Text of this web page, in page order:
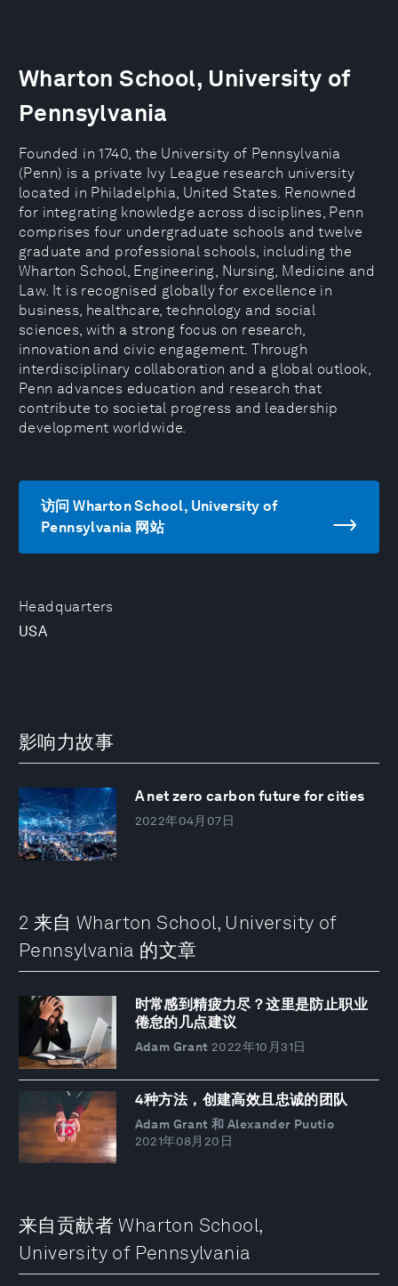
Headquarters
USA
Wharton School, University of
Pennsylvania
Founded in 1740, the University of Pennsylvania
(Penn) is a private Ivy League research university
located in Philadelphia, United States. Renowned
for integrating knowledge across disciplines, Penn
comprises four undergraduate schools and twelve
graduate and professional schools, including the
Wharton School, Engineering, Nursing, Medicine and
Law. It is recognised globally for excellence in
business, healthcare, technology and social
sciences, with a strong focus on research,
innovation and civic engagement. Through
interdisciplinary collaboration and a global outlook,
Penn advances education and research that
contribute to societal progress and leadership
development worldwide.
访问 Wharton School, University of
Pennsylvania 网站
影响力故事
A net zero carbon future for cities
2022年04月07日
2 来自 Wharton School, University of
Pennsylvania 的文章
时常感到精疲力尽？这里是防止职业
倦怠的几点建议
Adam Grant 2022年10月31日
4种方法，创建高效且忠诚的团队
Adam Grant 和 Alexander Puutio
2021年08月20日
来自贡献者 Wharton School,
University of Pennsylvania